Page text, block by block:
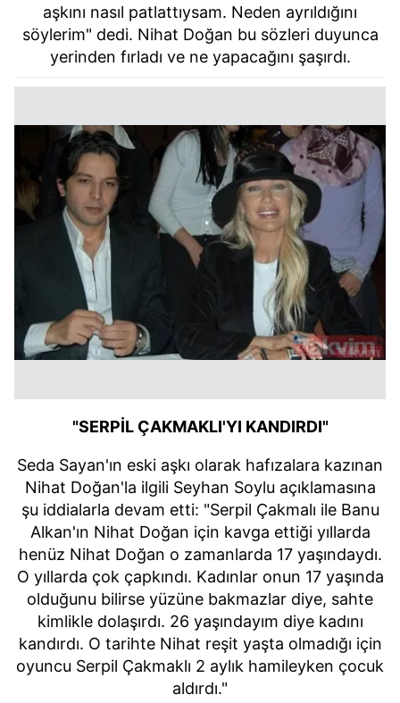
aşkını nasıl patlattıysam. Neden ayrıldığını
söylerim" dedi. Nihat Doğan bu sözleri duyunca
yerinden fırladı ve ne yapacağını şaşırdı.
"SERPİL ÇAKMAKLI'YI KANDIRDI"
Seda Sayan'ın eski aşkı olarak hafızalara kazınan
Nihat Doğan'la ilgili Seyhan Soylu açıklamasına
şu iddialarla devam etti: "Serpil Çakmalı ile Banu
Alkan'ın Nihat Doğan için kavga ettiği yıllarda
henüz Nihat Doğan o zamanlarda 17 yaşındaydı.
O yıllarda çok çapkındı. Kadınlar onun 17 yaşında
olduğunu bilirse yüzüne bakmazlar diye, sahte
kimlikle dolaşırdı. 26 yaşındayım diye kadını
kandırdı. O tarihte Nihat reşit yaşta olmadığı için
oyuncu Serpil Çakmaklı 2 aylık hamileyken çocuk
aldırdı."